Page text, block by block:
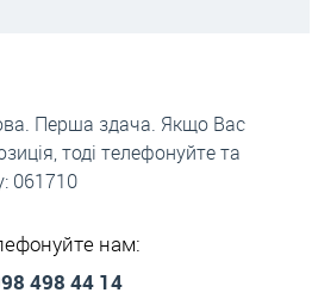
Перша здача. Якщо Вас
тоді телефонуйте та
061710
нам:
498 44 14